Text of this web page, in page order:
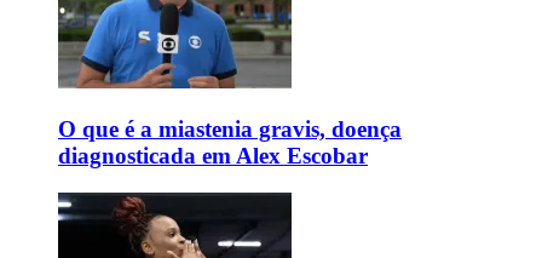
O que é a miastenia gravis, doença
diagnosticada em Alex Escobar